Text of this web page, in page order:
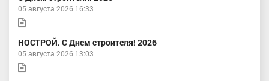
05 августа 2026 16:33
НОСТРОЙ. С Днем строителя! 2026
05 августа 2026 13:03